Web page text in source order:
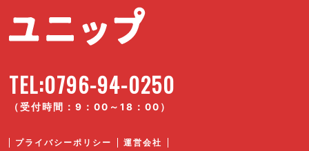
TEL:0796-94-0250
（受付時間：9：00～18：00）
プライバシーポリシー 運営会社